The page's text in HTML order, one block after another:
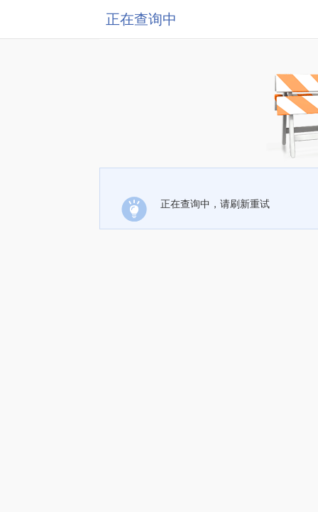
正在查询中
正在查询中，请刷新重试